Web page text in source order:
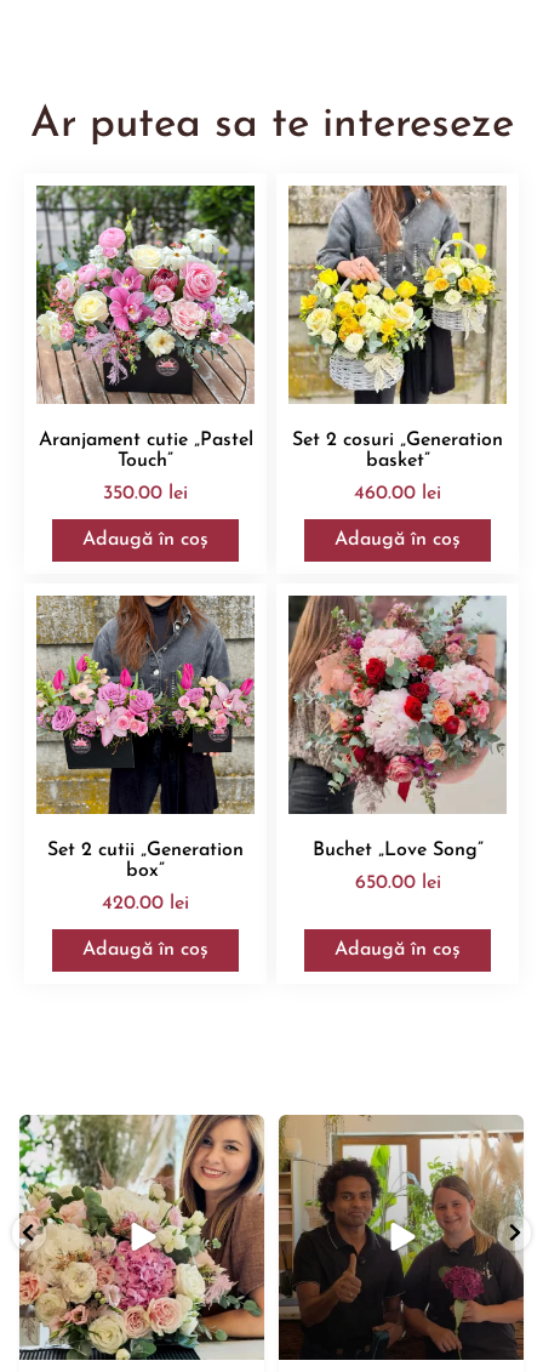
Ar putea sa te intereseze
Aranjament cutie „Pastel
Touch”
350.00 lei
Adaugă în coș
Set 2 cosuri „Generation
basket”
460.00 lei
Adaugă în coș
Set 2 cutii „Generation
box”
420.00 lei
Adaugă în coș
Buchet „Love Song”
650.00 lei
Adaugă în coș